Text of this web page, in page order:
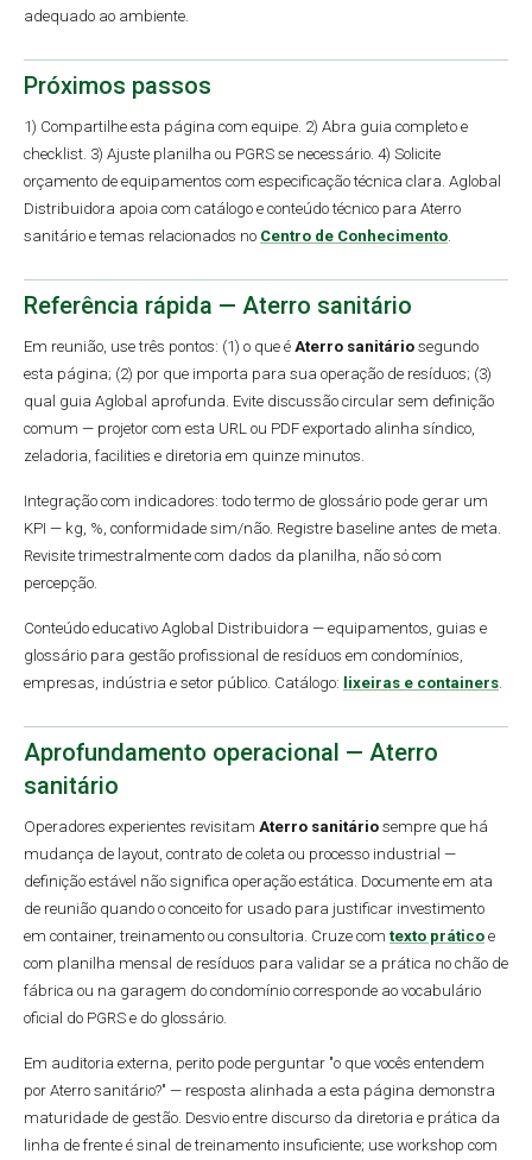
adequado ao ambiente.
Próximos passos
1) Compartilhe esta página com equipe. 2) Abra guia completo e
checklist. 3) Ajuste planilha ou PGRS se necessário. 4) Solicite
orçamento de equipamentos com especificação técnica clara. Aglobal
Distribuidora apoia com catálogo e conteúdo técnico para Aterro
sanitário e temas relacionados no Centro de Conhecimento
Referência rápida — Aterro sanitário
Em reunião, use três pontos: (1) o que é Aterro sanitário segundo
esta página; (2) por que importa para sua operação de resíduos; (3)
qual guia Aglobal aprofunda. Evite discussão circular sem definição
comum — projetor com esta URL ou PDF exportado alinha síndico,
zeladoria, facilities e diretoria em quinze minutos.
Integração com indicadores: todo termo de glossário pode gerar um
KPI — kg, %, conformidade sim/não. Registre baseline antes de meta.
Revisite trimestralmente com dados da planilha, não só com
percepção.
Conteúdo educativo Aglobal Distribuidora — equipamentos, guias e
glossário para gestão profissional de resíduos em condomínios,
empresas, indústria e setor público. Catálogo: lixeiras e containers
Aprofundamento operacional — Aterro
sanitário
Operadores experientes revisitam Aterro sanitário sempre que há
mudança de layout, contrato de coleta ou processo industrial —
definição estável não significa operação estática. Documente em ata
de reunião quando o conceito for usado para justificar investimento
em container, treinamento ou consultoria. Cruze com texto prático e
com planilha mensal de resíduos para validar se a prática no chão de
fábrica ou na garagem do condomínio corresponde ao vocabulário
oficial do PGRS e do glossário.
Em auditoria externa, perito pode perguntar "o que vocês entendem
por Aterro sanitário?" — resposta alinhada a esta página demonstra
maturidade de gestão. Desvio entre discurso da diretoria e prática da
linha de frente é sinal de treinamento insuficiente; use workshop com